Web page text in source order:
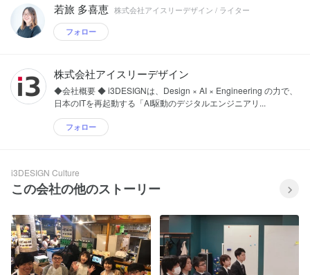
若旅 多喜恵 株式会社アイスリーデザイン / ライター
フォロー
株式会社アイスリーデザイン
◆会社概要 ◆ i3DESIGNは、Design × AI × Engineering の力で、
日本のITを再起動する「AI駆動のデジタルエンジニアリ...
フォロー
i3DESIGN Culture
この会社の他のストーリー